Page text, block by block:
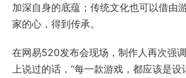
加深自身的底蕴；传统文化也可以借由
家的心，得到传承。
在网易520发布会现场，制作人再次强
上说过的话，“每一款游戏，都应该是